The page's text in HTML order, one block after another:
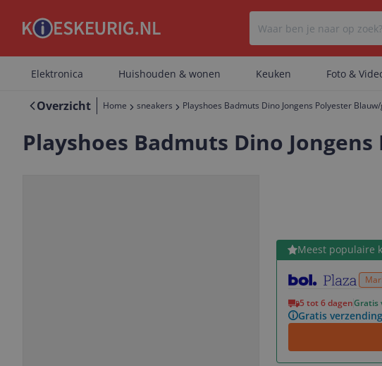
Er
Er
Elektronica Huishouden & wonen Keuken Foto &
Overzicht Home sneakers Playshoes Badmuts Dino Jongens Polyester
Playshoes Badmuts Dino
Meest populaire
5 tot 6 dagenGratis
Gratis
Bekijk product